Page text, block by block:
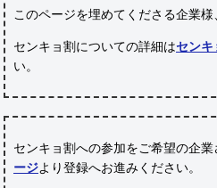
このページを埋めてくださる企業様
センキョ割についての詳細はセンキ
い。
センキョ割への参加をご希望の企
ージより登録へお進みください。